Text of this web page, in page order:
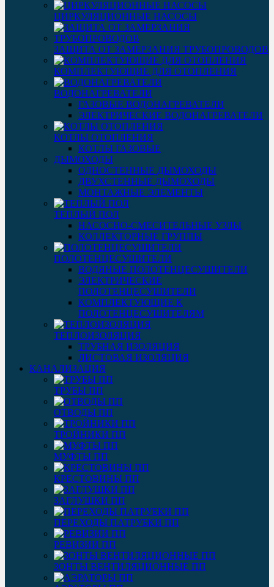
ЦИРКУЛЯЦИОННЫЕ НАСОСЫ
ЗАЩИТА ОТ ЗАМЕРЗАНИЯ ТРУБОПРОВОДОВ
КОМПЛЕКТУЮЩИЕ ДЛЯ ОТОПЛЕНИЯ
ВОДОНАГРЕВАТЕЛИ
ГАЗОВЫЕ ВОДОНАГРЕВАТЕЛИ
ЭЛЕКТРИЧЕСКИЕ ВОДОНАГРЕВАТЕЛИ
КОТЛЫ ОТОПЛЕНИЯ
КОТЛЫ ГАЗОВЫЕ
ДЫМОХОДЫ
ОДНОСТЕННЫЕ ДЫМОХОДЫ
ДВУХСТЕННЫЕ ДЫМОХОДЫ
МОНТАЖНЫЕ ЭЛЕМЕНТЫ
ТЕПЛЫЙ ПОЛ
НАСОСНО-СМЕСИТЕЛЬНЫЕ УЗЛЫ
КОЛЛЕКТОРНЫЕ ГРУППЫ
ПОЛОТЕНЦЕСУШИТЕЛИ
ВОДЯНЫЕ ПОЛОТЕНЦЕСУШИТЕЛИ
ЭЛЕКТРИЧЕСКИЕ
ПОЛОТЕНЦЕСУШИТЕЛИ
КОМПЛЕКТУЮЩИЕ К
ПОЛОТЕНЦЕСУШИТЕЛЯМ
ТЕПЛОИЗОЛЯЦИЯ
ТРУБНАЯ ИЗОЛЯЦИЯ
ЛИСТОВАЯ ИЗОЛЯЦИЯ
КАНАЛИЗАЦИЯ
ТРУБЫ ПП
ОТВОДЫ ПП
ТРОЙНИКИ ПП
МУФТЫ ПП
КРЕСТОВИНЫ ПП
ЗАГЛУШКИ ПП
ПЕРЕХОДЫ ПАТРУБКИ ПП
РЕВИЗИИ ПП
ЗОНТЫ ВЕНТИЛЯЦИОННЫЕ ПП